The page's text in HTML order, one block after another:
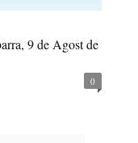
9 de Agost de
0